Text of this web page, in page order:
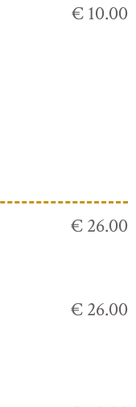
€ 10.00
€ 26.00
€ 26.00